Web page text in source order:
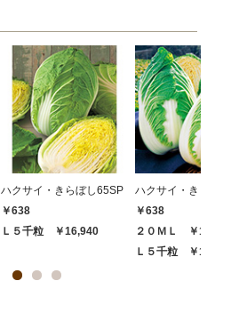
ハクサイ・きらぼし65SP
￥638
Ｌ５千粒 ￥16,940
ハクサイ・きらぼ
￥638
２０ＭＬ ￥
Ｌ５千粒 ￥